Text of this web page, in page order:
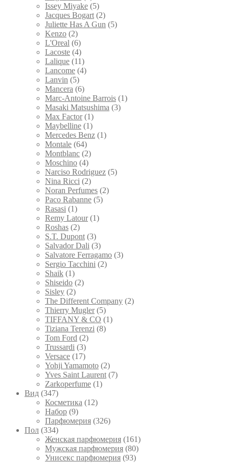
Issey Miyake (5)
Jacques Bogart (2)
Juliette Has A Gun (5)
Kenzo (2)
L'Oreal (6)
Lacoste (4)
Lalique (11)
Lancome (4)
Lanvin (5)
Mancera (6)
Marc-Antoine Barrois (1)
Masaki Matsushima (3)
Max Factor (1)
Maybelline (1)
Mercedes Benz (1)
Montale (64)
Montblanc (2)
Moschino (4)
Narciso Rodriguez (5)
Nina Ricci (2)
Noran Perfumes (2)
Paco Rabanne (5)
Rasasi (1)
Remy Latour (1)
Roshas (2)
S.T. Dupont (3)
Salvador Dali (3)
Salvatore Ferragamo (3)
Sergio Tacchini (2)
Shaik (1)
Shiseido (2)
Sisley (2)
The Different Company (2)
Thierry Mugler (5)
TIFFANY & CO (1)
Tiziana Terenzi (8)
Tom Ford (2)
Trussardi (3)
Versace (17)
Yohji Yamamoto (2)
Yves Saint Laurent (7)
Zarkoperfume (1)
Вид (347)
Косметика (12)
Набор (9)
Парфюмерия (326)
Пол (334)
Женская парфюмерия (161)
Мужская парфюмерия (80)
Унисекс парфюмерия (93)